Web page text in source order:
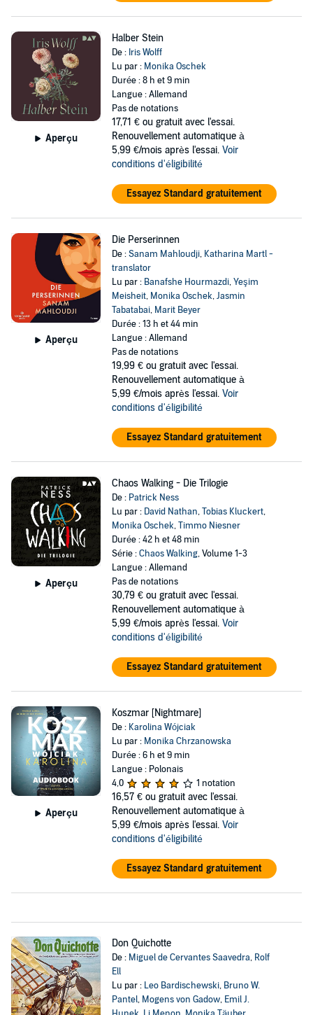
Aperçu
Halber Stein
De : Iris Wolff
Lu par : Monika Oschek
Durée : 8 h et 9 min
Langue : Allemand
Pas de notations
17,71 € ou gratuit avec l'essai.
Renouvellement automatique à
5,99 €/mois après l'essai. Voir
conditions d'éligibilité
Essayez Standard gratuitement
Aperçu
Die Perserinnen
De :Sanam Mahloudji, Katharina Martl -
translator
Lu par : Banafshe Hourmazdi,Yeşim
Meisheit, Monika Oschek,Jasmin
Tabatabai, Marit Beyer
Durée : 13 h et 44 min
Langue : Allemand
Pas de notations
19,99 € ou gratuit avec l'essai.
Renouvellement automatique à
5,99 €/mois après l'essai. Voir
conditions d'éligibilité
Essayez Standard gratuitement
Aperçu
Chaos Walking - Die Trilogie
De : Patrick Ness
Lu par : David Nathan,Tobias Kluckert,
Monika Oschek,Timmo Niesner
Durée : 42 h et 48 min
Série :Chaos Walking, Volume 1-3
Langue : Allemand
Pas de notations
30,79 € ou gratuit avec l'essai.
Renouvellement automatique à
5,99 €/mois après l'essai. Voir
conditions d'éligibilité
Essayez Standard gratuitement
Aperçu
Koszmar [Nightmare]
De : Karolina Wójciak
Lu par : Monika Chrzanowska
Durée : 6 h et 9 min
Langue : Polonais
4,0
1 notation
16,57 € ou gratuit avec l'essai.
Renouvellement automatique à
5,99 €/mois après l'essai. Voir
conditions d'éligibilité
Essayez Standard gratuitement
Don Quichotte
De : Miguel de Cervantes Saavedra, Rolf
Ell
Lu par : Leo Bardischewski, Bruno W.
Pantel, Mogens von Gadow, Emil J.